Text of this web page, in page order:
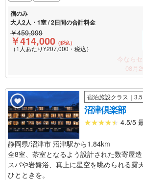
宿のみ
大人2人・1室 / 2日間の合計料金
￥459,999
￥414,000 （税込）
（1人あたり¥207,000・税込）
今なら
08月
宿泊施設クラス｜3.5
沼津倶楽部
4.5/5
静岡県/沼津市 沼津駅から1.84km
全8室、茶室となるよう設計された数寄屋造
スパや岩盤浴、真上に星空を眺められる露
ひとときを。